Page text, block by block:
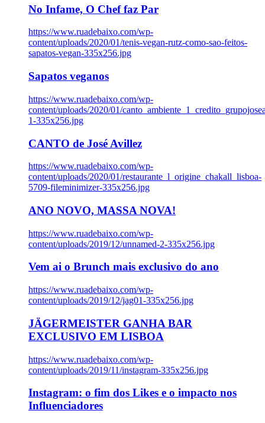
No Infame, O Chef faz Par
https://www.ruadebaixo.com/wp-
content/uploads/2020/01/tenis-vegan-rutz-como-sao-feitos-
sapatos-vegan-335x256.jpg
Sapatos veganos
https://www.ruadebaixo.com/wp-
content/uploads/2020/01/
1-335x256.jpg
CANTO de José Avillez
https://www.ruadebaixo.com/wp-
content/uploads/2020/01/restaurante_l_origine_chakall_lisboa-
5709-fileminimizer-335x256.jpg
ANO NOVO, MASSA NOVA!
https://www.ruadebaixo.com/wp-
content/uploads/2019/12/unnamed-2-335x256.jpg
Vem ai o Brunch mais exclusivo do ano
https://www.ruadebaixo.com/wp-
content/uploads/2019/12/jag01-335x256.jpg
JÄGERMEISTER GANHA BAR
EXCLUSIVO EM LISBOA
https://www.ruadebaixo.com/wp-
content/uploads/2019/11/instagram-335x256.jpg
Instagram: o fim dos Likes e o impacto nos
Influenciadores